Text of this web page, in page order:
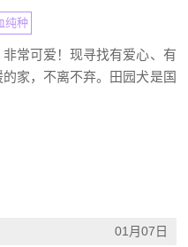
纯种
常可爱！现寻找有爱心、有
家，不离不弃。田园犬是国
01月07日